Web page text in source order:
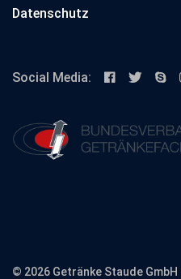
Datenschutz
Social Media:
© 2026 Getränke Staude GmbH